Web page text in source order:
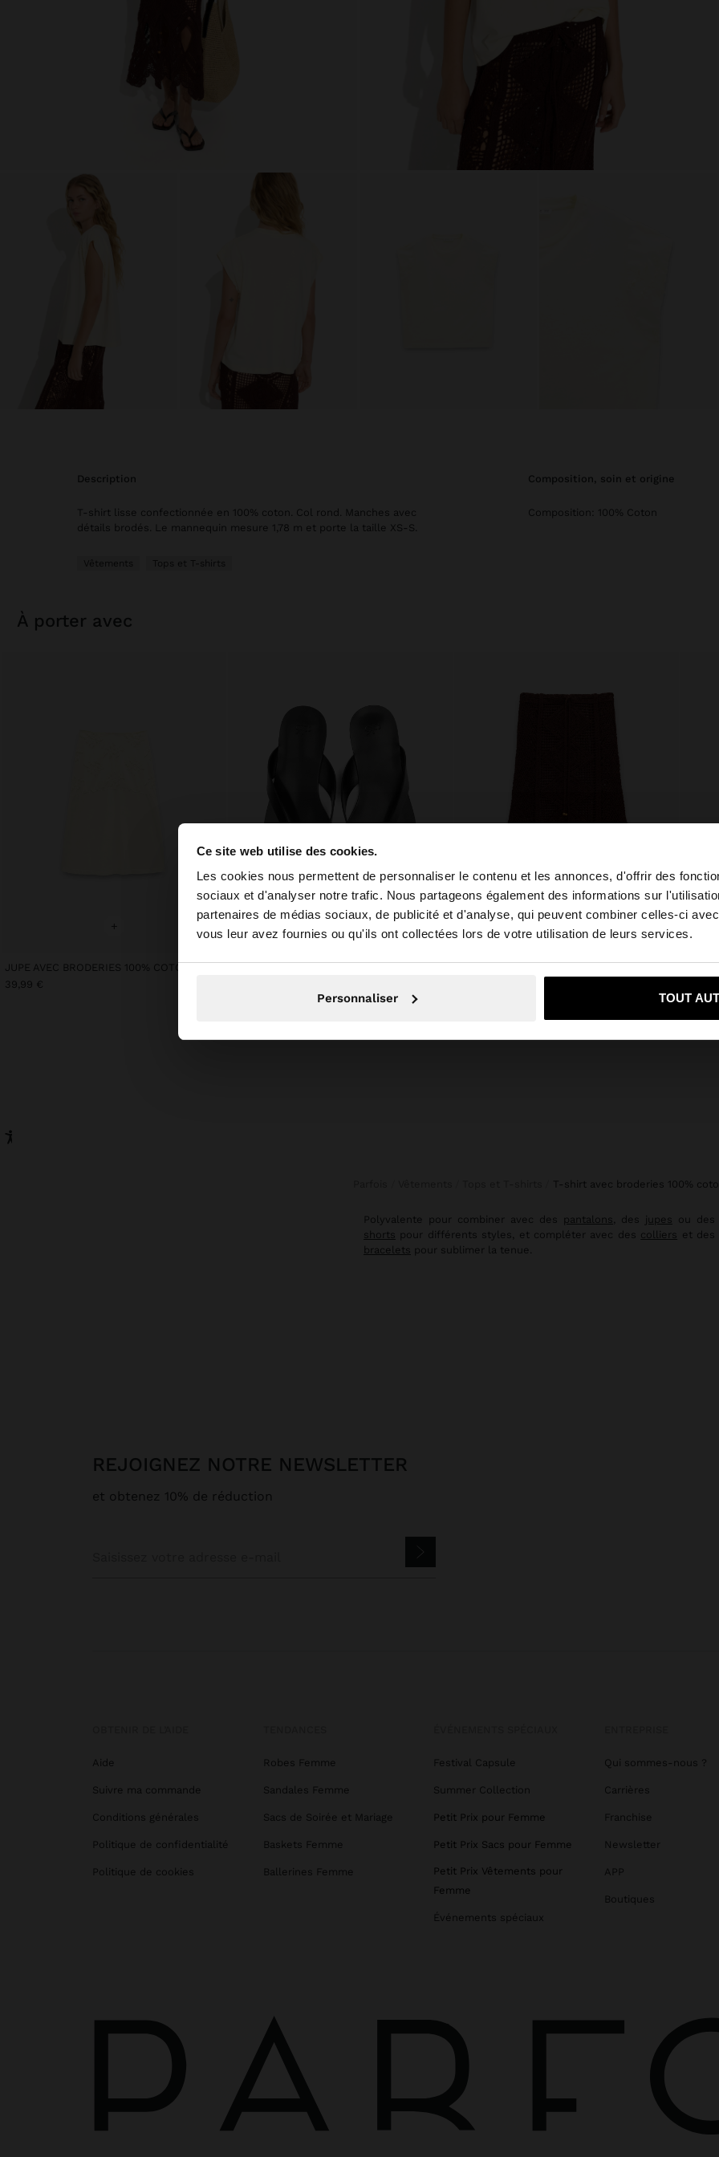
Ce site web utilise des cookies.
Les cookies nous permettent de personnaliser le contenu et les annonces, d'offrir des
sociaux et d'analyser notre trafic. Nous partageons également des informations sur
partenaires de médias sociaux, de publicité et d'analyse, qui peuvent combiner celles-ci
vous leur avez fournies ou qu'ils ont collectées lors de votre utilisation de leurs services.
Personnaliser TOUT
bonjour
Vous accédez au site depuis Luxembourg. Voulez-vous parcourir notre site
Non, je souhaite rester sur Luxembourg Oui, dirigez-
description
T-shirt lisse confectionnée en 100% coton. Col rond. Manches avec
détails brodés. Le mannequin mesure 1,78 m et porte la taille XS-S.
Vêtements Tops et T-shirts
composition, soin et origine
Composition: 100% Coton
à porter avec
+
JUPE AVEC BRODERIES 100% COTON
39,99 €
Online Exclusive
t-shirt avec broderies 100%
Polyvalente pour combiner avec des pantalons, des jupes ou des
shorts pour différents styles, et compléter avec des colliers et des
bracelets pour sublimer la tenue.
REJOIGNEZ NOTRE NEWSLETTER
et obtenez 10% de réduction
Aide
Suivre ma commande
Conditions générales
Politique de confidentialité
Politique de cookies
Robes Femme
Sandales Femme
Sacs de Soirée et Mariage
Baskets Femme
Ballerines Femme
Festival Capsule
Summer Collection
Petit Prix pour Femme
Petit Prix Sacs pour Femme
Petit Prix Vêtements pour
Femme
Événements spéciaux
Qui sommes-nous ?
Carrières
Franchise
Newsletter
APP
Boutiques